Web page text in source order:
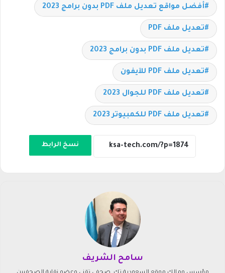
أفضل مواقع تعديل ملف PDF بدون برامج 2023
تعديل ملف PDF
تعديل ملف PDF بدون برامج 2023
تعديل ملف PDF للآيفون
تعديل ملف PDF للجوال 2023
تعديل ملف PDF للكمبيوتر 2023
نسخ الرابط
سامح الشريف